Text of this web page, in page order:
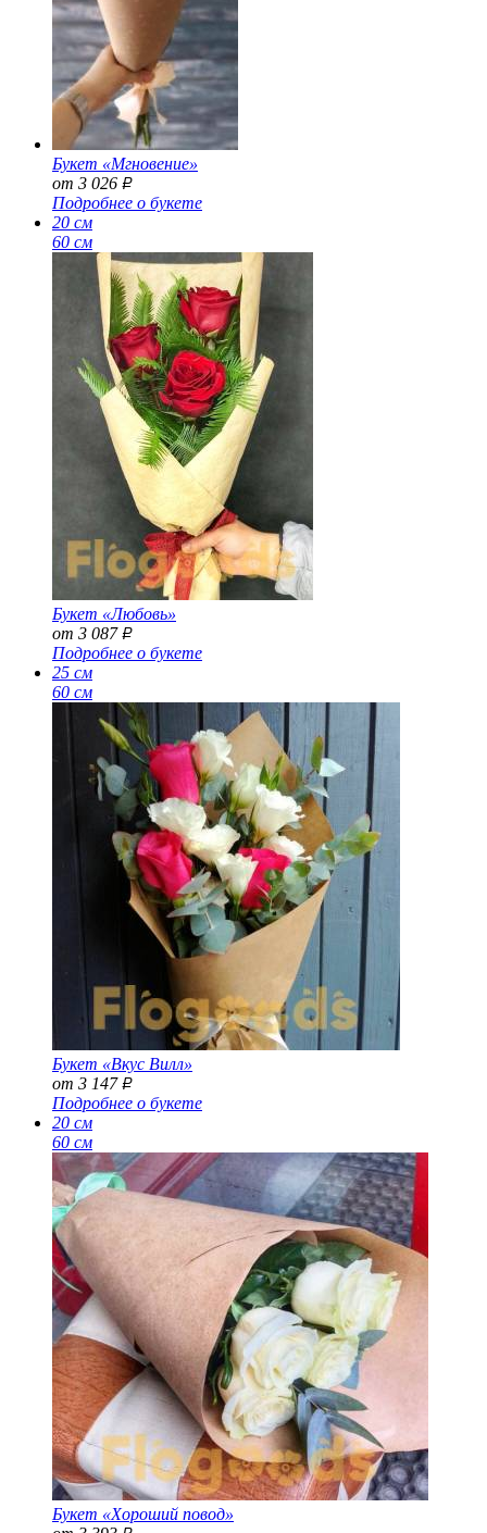
Букет «Мгновение»
от 3 026 Р
Подробнее о букете
20 см
60 см
Букет «Любовь»
от 3 087 Р
Подробнее о букете
25 см
60 см
Букет «Вкус Вилл»
от 3 147 Р
Подробнее о букете
20 см
60 см
Букет «Хороший повод»